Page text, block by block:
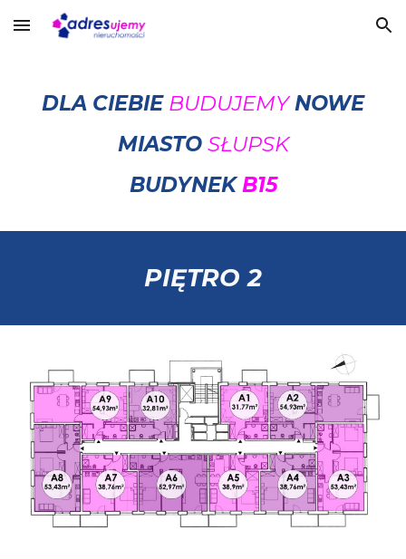
Skip to main content Skip to navigation
DLA CIEBIEBUDUJEMYNOWE
MIASTO SŁUPSK
BUDYNEKB15
PIĘTRO2